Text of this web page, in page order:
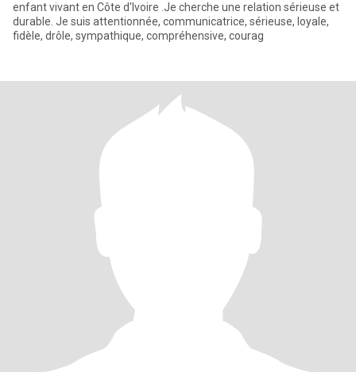
enfant vivant en Côte d'Ivoire .Je cherche une relation sérieuse et
durable. Je suis attentionnée, communicatrice, sérieuse, loyale,
fidèle, drôle, sympathique, compréhensive, courag